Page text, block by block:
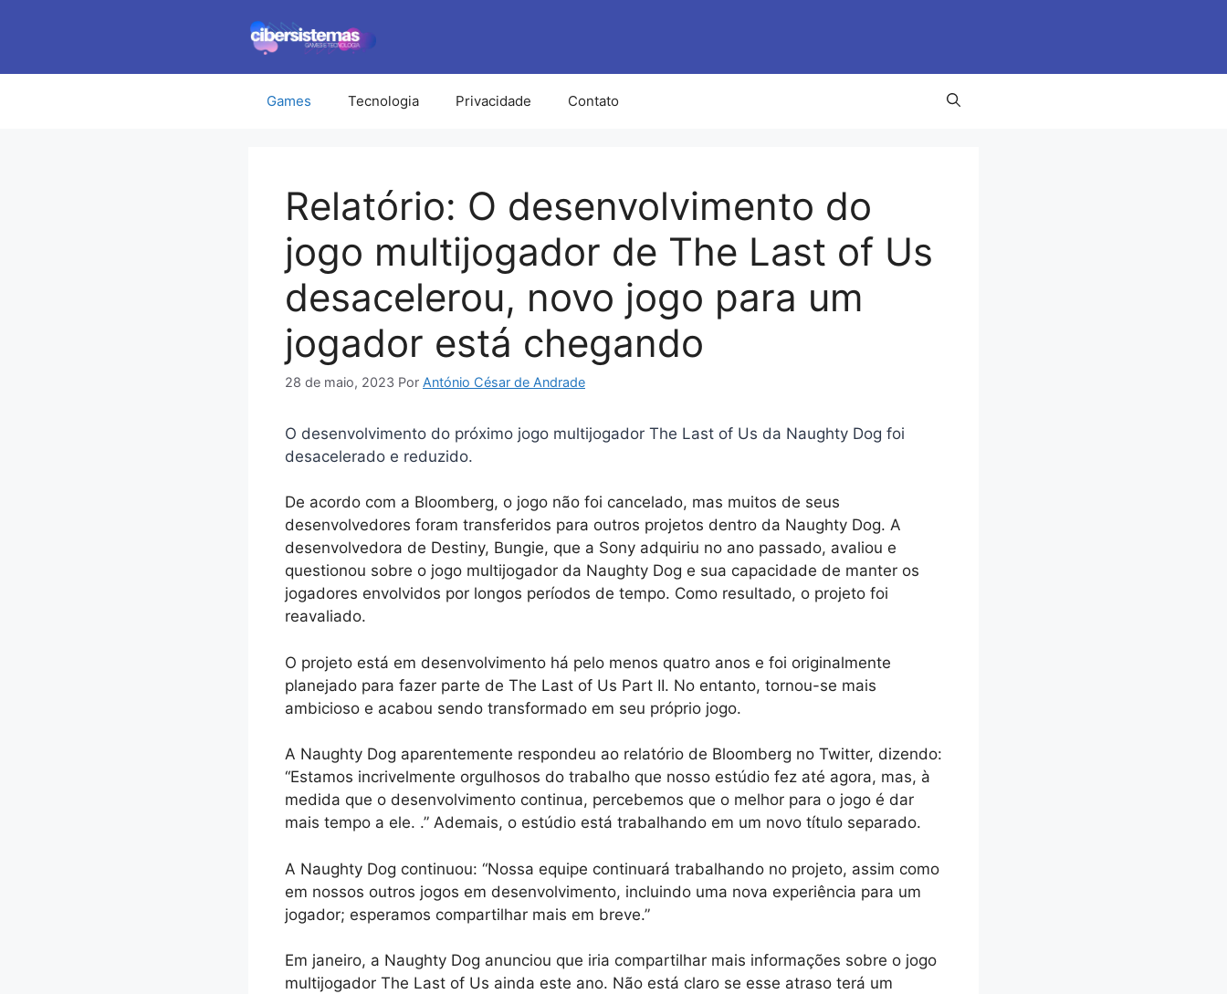
conteúdo
Games Tecnologia Privacidade Contato
Relatório: O desenvolvimento do
jogo multijogador de The Last of Us
desacelerou, novo jogo para um
jogador está chegando
28 de maio, 2023 Por António César de Andrade
O desenvolvimento do próximo jogo multijogador The Last of Us da Naughty Dog foi
desacelerado e reduzido.
De acordo com a Bloomberg, o jogo não foi cancelado, mas muitos de seus
desenvolvedores foram transferidos para outros projetos dentro da Naughty Dog. A
desenvolvedora de Destiny, Bungie, que a Sony adquiriu no ano passado, avaliou e
questionou sobre o jogo multijogador da Naughty Dog e sua capacidade de manter os
jogadores envolvidos por longos períodos de tempo. Como resultado, o projeto foi
reavaliado.
O projeto está em desenvolvimento há pelo menos quatro anos e foi originalmente
planejado para fazer parte de The Last of Us Part II. No entanto, tornou-se mais
ambicioso e acabou sendo transformado em seu próprio jogo.
A Naughty Dog aparentemente respondeu ao relatório de Bloomberg no Twitter, dizendo:
“Estamos incrivelmente orgulhosos do trabalho que nosso estúdio fez até agora, mas, à
medida que o desenvolvimento continua, percebemos que o melhor para o jogo é dar
mais tempo a ele. .” Ademais, o estúdio está trabalhando em um novo título separado.
A Naughty Dog continuou: “Nossa equipe continuará trabalhando no projeto, assim como
em nossos outros jogos em desenvolvimento, incluindo uma nova experiência para um
jogador; esperamos compartilhar mais em breve.”
Em janeiro, a Naughty Dog anunciou que iria compartilhar mais informações sobre o jogo
multijogador The Last of Us ainda este ano. Não está claro se esse atraso terá um